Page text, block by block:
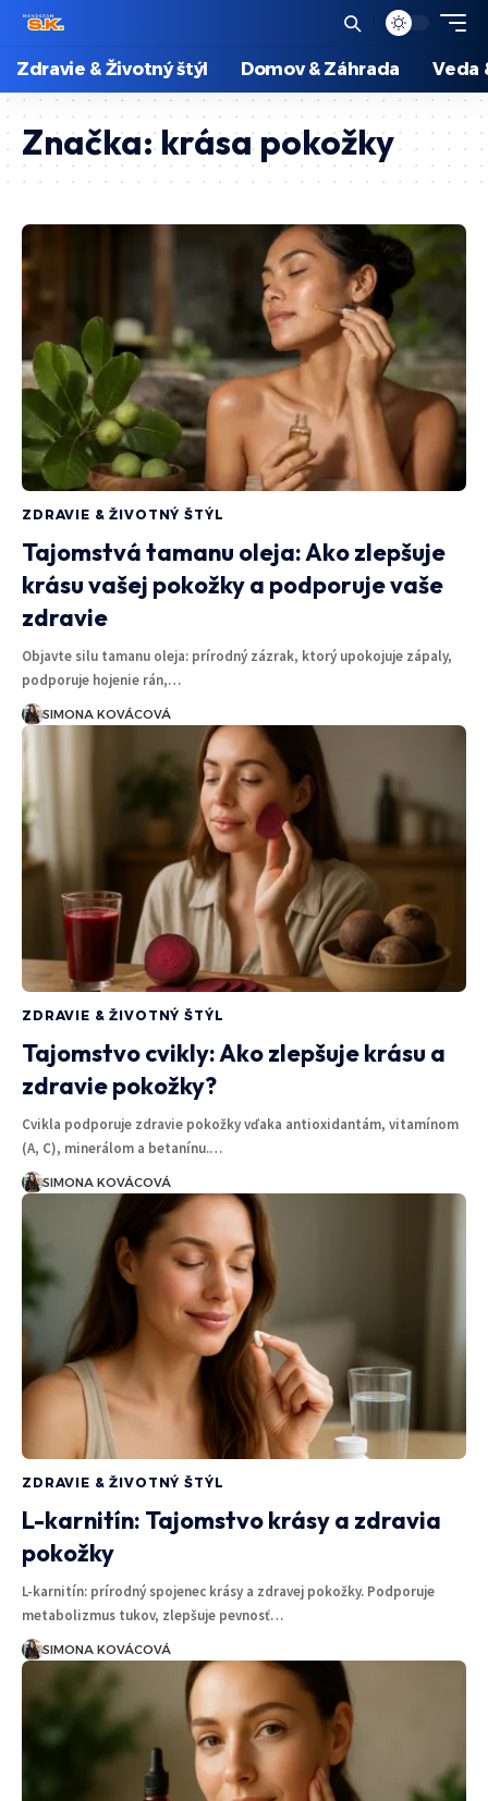
Zdravie & Životný štýl Domov & Záhrada Veda
Značka:krása pokožky
ZDRAVIE & ŽIVOTNÝ ŠTÝL
Tajomstvá tamanu oleja: Ako zlepšuje
krásu vašej pokožky a podporuje vaše
zdravie
Objavte silu tamanu oleja: prírodný zázrak, ktorý upokojuje zápaly,
podporuje hojenie rán,…
SIMONA KOVÁCOVÁ
ZDRAVIE & ŽIVOTNÝ ŠTÝL
Tajomstvo cvikly: Ako zlepšuje krásu a
zdravie pokožky?
Cvikla podporuje zdravie pokožky vďaka antioxidantám, vitamínom
(A, C), minerálom a betanínu.…
SIMONA KOVÁCOVÁ
ZDRAVIE & ŽIVOTNÝ ŠTÝL
L-karnitín: Tajomstvo krásy a zdravia
pokožky
L-karnitín: prírodný spojenec krásy a zdravej pokožky. Podporuje
metabolizmus tukov, zlepšuje pevnosť…
SIMONA KOVÁCOVÁ